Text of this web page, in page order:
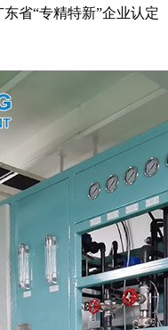
省“专精特新”企业认定